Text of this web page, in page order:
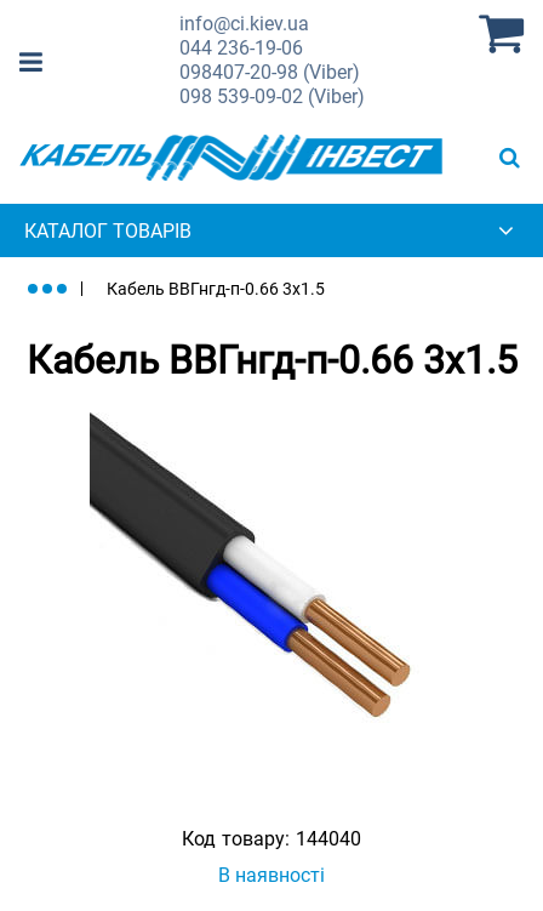
info@ci.kiev.ua
044236-19-06
098407-20-98 (Viber)
098 539-09-02 (Viber)
КАТАЛОГ ТОВАРІВ
Кабель ВВГнгд-п-0.66 3х1.5
Кабель ВВГнгд-п-0.66 3х1.5
Код товару: 144040
В наявності